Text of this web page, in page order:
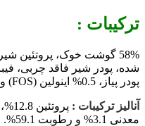
ترکیبات :
58% گوشت خوک، پروتئین
شده، پودر شیر فاقد چربی،
پودر پیاز، 0.5% اینولین (FOS) و گوجه فرنگی.
آنالیز ترکیبات :
معدنی 3.1% و رطوبت 59.1%.